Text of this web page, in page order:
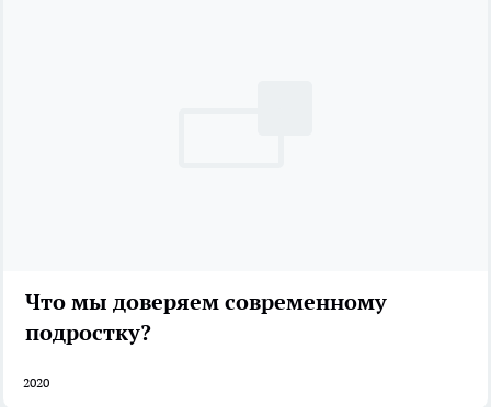
Что мы доверяем современному
подростку?
2020